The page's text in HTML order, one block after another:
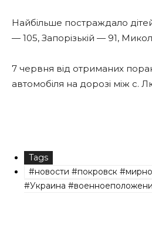
Найбільше постраждало
— 105, Запорізькій — 91,
7 червня від отриманих
автомобіля на дорозі між с.
Tags
#новости #покровск
#Украина